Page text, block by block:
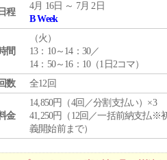
日程
4月 16日 ～ 7月 2日
B Week
間
（火 ）
13：10～14：30／
14：50～16：10（1日2コマ）
数
全12回
金
14,850円（4回／分割支払い）×3
41,250円（12回／一括前納支払※
義開始前まで）